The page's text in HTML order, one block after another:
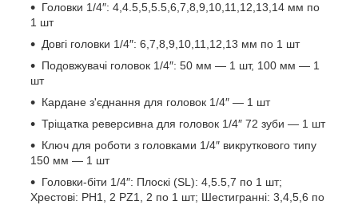
Головки 1/4″: 4,4.5,5,5.5,6,7,8,9,10,11,12,13,14 мм по
1 шт
Довгі головки 1/4″: 6,7,8,9,10,11,12,13 мм по 1 шт
Подовжувачі головок 1/4″: 50 мм — 1 шт, 100 мм — 1
шт
Кардане з'єднання для головок 1/4″ — 1 шт
Тріщатка реверсивна для головок 1/4″ 72 зуби — 1 шт
Ключ для роботи з головками 1/4″ викруткового типу
150 мм — 1 шт
Головки-біти 1/4″: Плоскі (SL): 4,5.5,7 по 1 шт;
Хрестові: PH1, 2 PZ1, 2 по 1 шт; Шестигранні: 3,4,5,6 по